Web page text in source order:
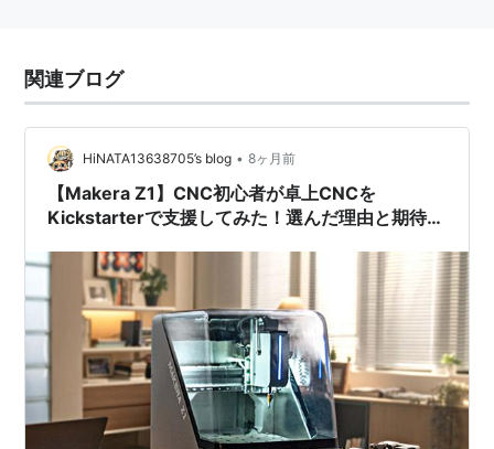
ジーランドでのサービスのみ
現在日本からはプロジェクトの立ち上げは出来ないが、
支援は行える*2。
2014年6月3日、プロジェクト承認ルールの簡素化や禁
止されていた種類のキャンペーン、ハードウェアプロジ
ェクトでの複数報酬を認めることを発表*3。
特徴
ユーザーは、ページを立ち上げ、プロジェクトの内
容、目標額、投資者への見返りなどを設定する。
投資の際には、アメリカのAmazon Paymentアカウ
ントが必要となる。
手数料として、プロジェクトが成功した場合に限
関連ブログ
HiNATA13638705’s blog • 8ヶ月前
【Makera Z1】CNC初心者が卓上CNCを
Kickstarterで支援してみた！選んだ理由と期待ま